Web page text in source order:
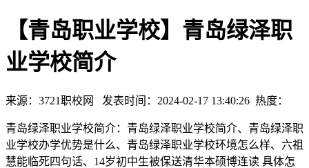
【青岛职业学校】青岛绿泽职
业学校简介
来源：3721职校网 发表时间：2024-02-17 13:40:26 热度：
青岛绿泽职业学校简介：青岛绿泽职业学校简介、青岛绿泽职
业学校办学优势是什么、青岛绿泽职业学校环境怎么样、六祖
慧能临死四句话、14岁初中生被保送清华本硕博连读 具体怎